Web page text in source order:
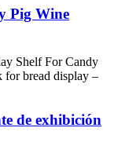
Pig Wine
de exhibición